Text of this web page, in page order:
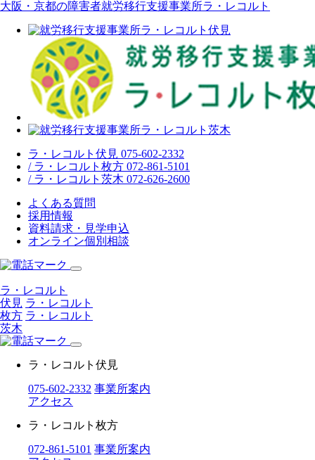
大阪・京都の障害者就労移行支援事業所ラ・レコルト
ラ・レコルト伏見 075-602-2332
/ ラ・レコルト枚方 072-861-5101
/ ラ・レコルト茨木 072-626-2600
よくある質問
採用情報
資料請求・見学申込
オンライン個別相談
ラ・レコルト
伏見 ラ・レコルト
枚方 ラ・レコルト
茨木
ラ・レコルト伏見
075-602-2332 事業所案内
アクセス
ラ・レコルト枚方
072-861-5101 事業所案内